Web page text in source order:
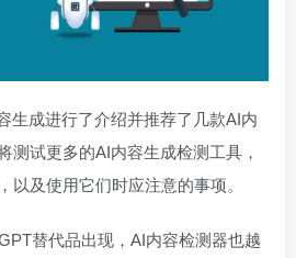
生成进行了介绍并推荐了几款AI内
测试更多的AI内容生成检测工具，
以及使用它们时应注意的事项。
替代品出现，AI内容检测器也越